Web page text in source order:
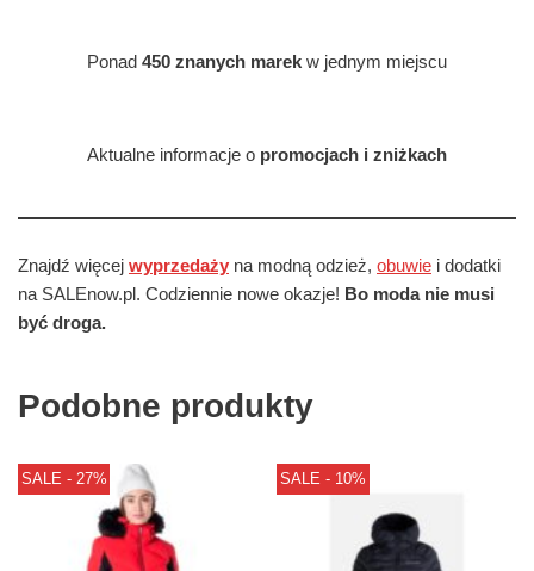
Ponad 450 znanych marek w jednym miejscu
Aktualne informacje o promocjach i zniżkach
Znajdź więcej wyprzedaży na modną odzież, obuwie i dodatki
na SALEnow.pl. Codziennie nowe okazje! Bo moda nie musi
być droga.
Podobne produkty
SALE - 27% SALE - 10%